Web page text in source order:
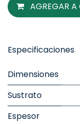
AGREGAR A
Especificaciones
Dimensiones
Sustrato
Espesor